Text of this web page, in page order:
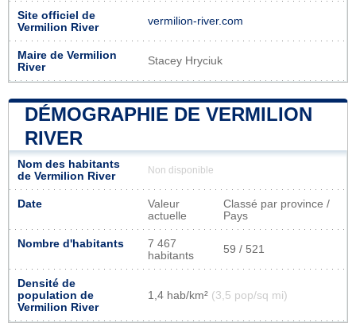
Site officiel de
Vermilion River
vermilion-river.com
Maire de Vermilion
River
Stacey Hryciuk
DÉMOGRAPHIE DE VERMILION
RIVER
Nom des habitants
de Vermilion River
Non disponible
Date
Valeur
actuelle
Classé par province /
Pays
Nombre d'habitants
7 467
habitants
59 / 521
Densité de
population de
Vermilion River
1,4 hab/km² (3,5 pop/sq mi)